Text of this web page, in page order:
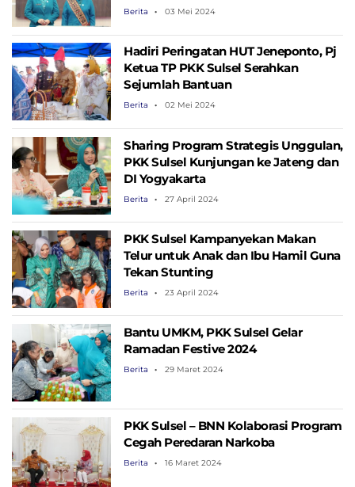
Berita 03 Mei 2024
Hadiri Peringatan HUT Jeneponto, Pj
Ketua TP PKK Sulsel Serahkan
Sejumlah Bantuan
Berita 02 Mei 2024
Sharing Program Strategis Unggulan,
PKK Sulsel Kunjungan ke Jateng dan
DI Yogyakarta
Berita 27 April 2024
PKK Sulsel Kampanyekan Makan
Telur untuk Anak dan Ibu Hamil Guna
Tekan Stunting
Berita 23 April 2024
Bantu UMKM, PKK Sulsel Gelar
Ramadan Festive 2024
Berita 29 Maret 2024
PKK Sulsel – BNN Kolaborasi Program
Cegah Peredaran Narkoba
Berita 16 Maret 2024